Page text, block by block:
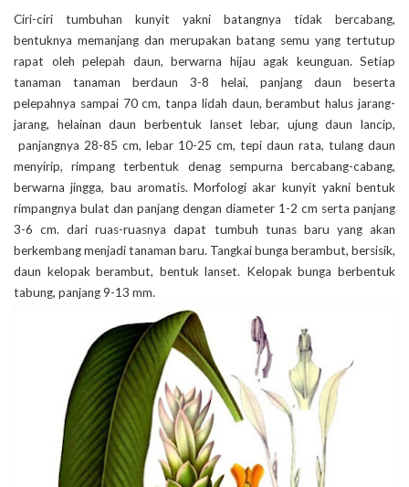
Ciri-ciri tumbuhan kunyit yakni batangnya tidak bercabang,
bentuknya memanjang dan merupakan batang semu yang tertutup
rapat oleh pelepah daun, berwarna hijau agak keunguan. Setiap
tanaman tanaman berdaun 3-8 helai, panjang daun beserta
pelepahnya sampai 70 cm, tanpa lidah daun, berambut halus jarang-
jarang, helainan daun berbentuk lanset lebar, ujung daun lancip,
panjangnya 28-85 cm, lebar 10-25 cm, tepi daun rata, tulang daun
menyirip, rimpang terbentuk denag sempurna bercabang-cabang,
berwarna jingga, bau aromatis. Morfologi akar kunyit yakni bentuk
rimpangnya bulat dan panjang dengan diameter 1-2 cm serta panjang
3-6 cm. dari ruas-ruasnya dapat tumbuh tunas baru yang akan
berkembang menjadi tanaman baru. Tangkai bunga berambut, bersisik,
daun kelopak berambut, bentuk lanset. Kelopak bunga berbentuk
tabung, panjang 9-13 mm.